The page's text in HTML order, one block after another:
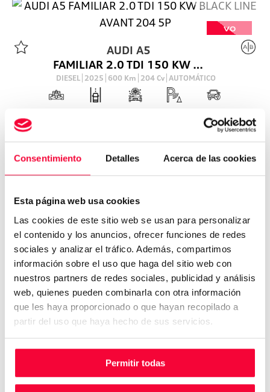
Consentimiento Detalles Acerca de las cookies
Esta página web usa cookies
Las cookies de este sitio web se usan para personalizar
el contenido y los anuncios, ofrecer funciones de redes
sociales y analizar el tráfico. Además, compartimos
información sobre el uso que haga del sitio web con
nuestros partners de redes sociales, publicidad y análisis
web, quienes pueden combinarla con otra información
que les haya proporcionado o que hayan recopilado a
partir del uso que haya hecho de sus servicios.
Permitir todas
VO
AUDI A5
FAMILIAR 2.0 TDI 150 KW BLACK LINE AVANT 204 5P
DIESEL 2025 600 Km 204 Cv AUTOMÁTICO